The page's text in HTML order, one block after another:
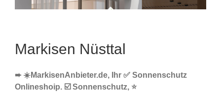
Markisen Nüsttal
➨ ☀️MarkisenAnbieter.de, Ihr ✅ Sonnenschutz
Onlineshoip. ☑️ Sonnenschutz, ⭐